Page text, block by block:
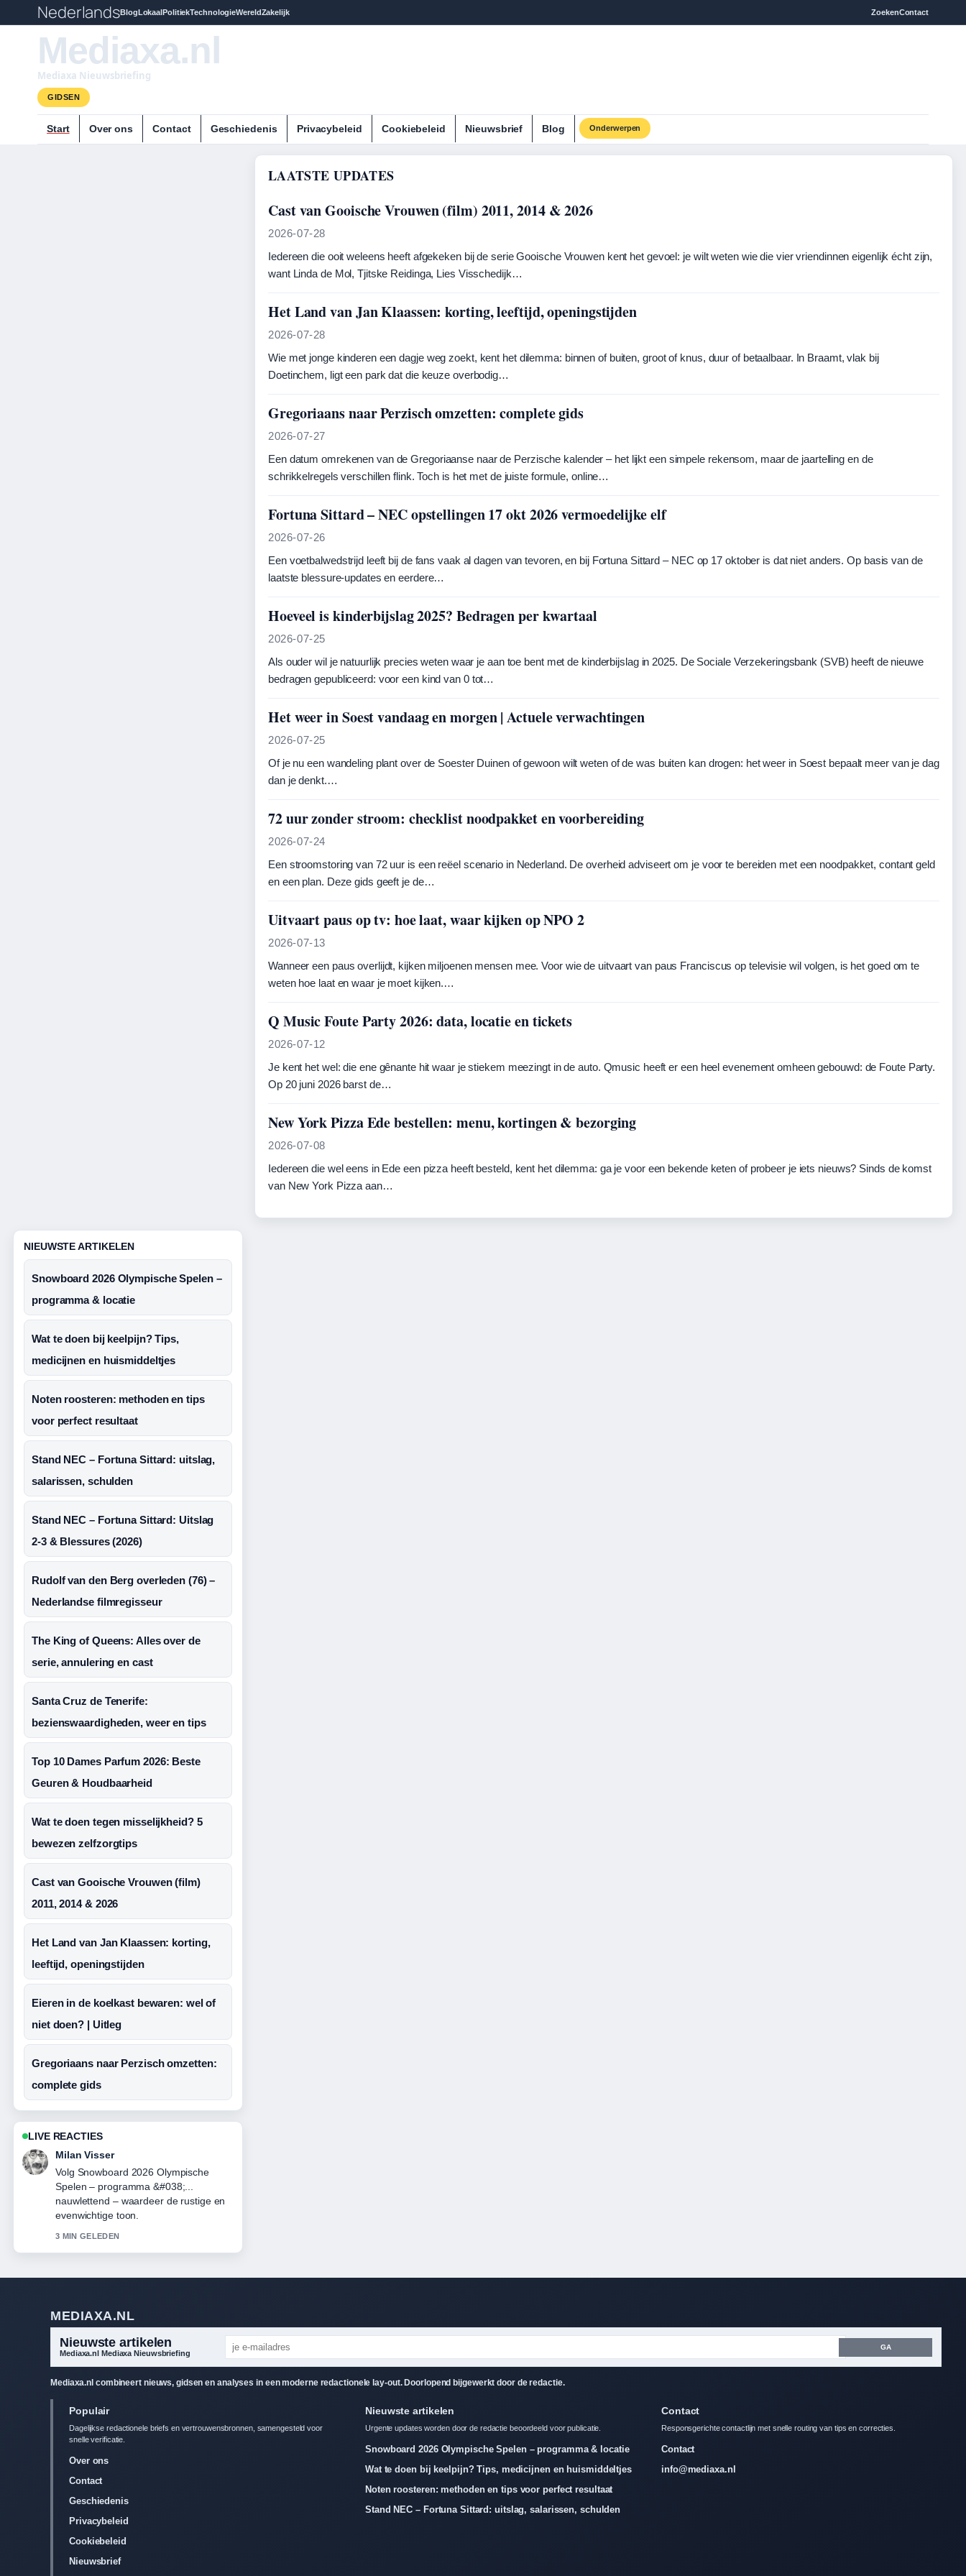
NederlandsBlogLokaalPolitiekTechnologieWereldZakelijk ZoekenContact
Mediaxa.nl
Mediaxa Nieuwsbriefing
GIDSEN
Start Over ons Contact Geschiedenis Privacybeleid Cookiebeleid Nieuwsbrief Blog Onderwerpen
LAATSTE UPDATES
Cast van Gooische Vrouwen (film) 2011, 2014 & 2026
2026-07-28
Iedereen die ooit weleens heeft afgekeken bij de serie Gooische Vrouwen kent het gevoel: je wilt weten wie die vier vriendinnen eigenlijk écht zijn,
want Linda de Mol, Tjitske Reidinga, Lies Visschedijk…
Het Land van Jan Klaassen: korting, leeftijd, openingstijden
2026-07-28
Wie met jonge kinderen een dagje weg zoekt, kent het dilemma: binnen of buiten, groot of knus, duur of betaalbaar. In Braamt, vlak bij
Doetinchem, ligt een park dat die keuze overbodig…
Gregoriaans naar Perzisch omzetten: complete gids
2026-07-27
Een datum omrekenen van de Gregoriaanse naar de Perzische kalender – het lijkt een simpele rekensom, maar de jaartelling en de
schrikkelregels verschillen flink. Toch is het met de juiste formule, online…
Fortuna Sittard – NEC opstellingen 17 okt 2026 vermoedelijke elf
2026-07-26
Een voetbalwedstrijd leeft bij de fans vaak al dagen van tevoren, en bij Fortuna Sittard – NEC op 17 oktober is dat niet anders. Op basis van de
laatste blessure-updates en eerdere…
Hoeveel is kinderbijslag 2025? Bedragen per kwartaal
2026-07-25
Als ouder wil je natuurlijk precies weten waar je aan toe bent met de kinderbijslag in 2025. De Sociale Verzekeringsbank (SVB) heeft de nieuwe
bedragen gepubliceerd: voor een kind van 0 tot…
Het weer in Soest vandaag en morgen | Actuele verwachtingen
2026-07-25
Of je nu een wandeling plant over de Soester Duinen of gewoon wilt weten of de was buiten kan drogen: het weer in Soest bepaalt meer van je dag
dan je denkt.…
72 uur zonder stroom: checklist noodpakket en voorbereiding
2026-07-24
Een stroomstoring van 72 uur is een reëel scenario in Nederland. De overheid adviseert om je voor te bereiden met een noodpakket, contant geld
en een plan. Deze gids geeft je de…
Uitvaart paus op tv: hoe laat, waar kijken op NPO 2
2026-07-13
Wanneer een paus overlijdt, kijken miljoenen mensen mee. Voor wie de uitvaart van paus Franciscus op televisie wil volgen, is het goed om te
weten hoe laat en waar je moet kijken.…
Q Music Foute Party 2026: data, locatie en tickets
2026-07-12
Je kent het wel: die ene gênante hit waar je stiekem meezingt in de auto. Qmusic heeft er een heel evenement omheen gebouwd: de Foute Party.
Op 20 juni 2026 barst de…
New York Pizza Ede bestellen: menu, kortingen & bezorging
2026-07-08
Iedereen die wel eens in Ede een pizza heeft besteld, kent het dilemma: ga je voor een bekende keten of probeer je iets nieuws? Sinds de komst
van New York Pizza aan…
NIEUWSTE ARTIKELEN
Snowboard 2026 Olympische Spelen –
programma & locatie
Wat te doen bij keelpijn? Tips,
medicijnen en huismiddeltjes
Noten roosteren: methoden en tips
voor perfect resultaat
Stand NEC – Fortuna Sittard: uitslag,
salarissen, schulden
Stand NEC – Fortuna Sittard: Uitslag
2-3 & Blessures (2026)
Rudolf van den Berg overleden (76) –
Nederlandse filmregisseur
The King of Queens: Alles over de
serie, annulering en cast
Santa Cruz de Tenerife:
bezienswaardigheden, weer en tips
Top 10 Dames Parfum 2026: Beste
Geuren & Houdbaarheid
Wat te doen tegen misselijkheid? 5
bewezen zelfzorgtips
Cast van Gooische Vrouwen (film)
2011, 2014 & 2026
Het Land van Jan Klaassen: korting,
leeftijd, openingstijden
Eieren in de koelkast bewaren: wel of
niet doen? | Uitleg
Gregoriaans naar Perzisch omzetten:
complete gids
LIVE REACTIES
Nina Meijer
Nuttige context bij Wat te doen bij
keelpijn? Tips, medicijnen.... Houd deze
live-updates alsjeblieft gaande.
5 MIN GELEDEN
Nieuwste artikelen
Mediaxa.nl Mediaxa Nieuwsbriefing
Mediaxa.nl combineert nieuws, gidsen en analyses in een moderne redactionele lay-out. Doorlopend bijgewerkt door de redactie.
Dagelijkse redactionele briefs en vertrouwensbronnen, samengesteld voor
snelle verificatie.
Cookiebeleid
Urgente updates worden door de redactie beoordeeld voor publicatie.
Wat te doen bij keelpijn? Tips, medicijnen en huismiddeltjes
Noten roosteren: methoden en tips voor perfect resultaat
Stand NEC – Fortuna Sittard: uitslag, salarissen, schulden
Responsgerichte contactlijn met snelle routing van tips en correcties.